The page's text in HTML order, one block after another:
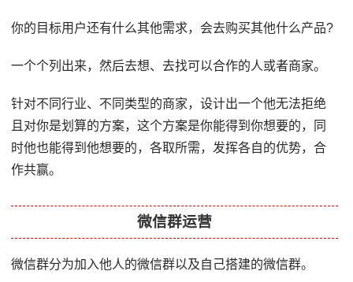
你的目标用户还有什么其他需求，会去购买其他什么产品?
一个个列出来，然后去想、去找可以合作的人或者商家。
针对不同行业、不同类型的商家，设计出一个他无法拒绝
且对你是划算的方案，这个方案是你能得到你想要的，同
时他也能得到他想要的，各取所需，发挥各自的优势，合
作共赢。
微信群运营
微信群分为加入他人的微信群以及自己搭建的微信群。